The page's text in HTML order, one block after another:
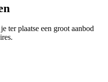
ter plaatse een groot aanbod